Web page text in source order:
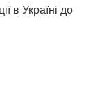
в Україні до